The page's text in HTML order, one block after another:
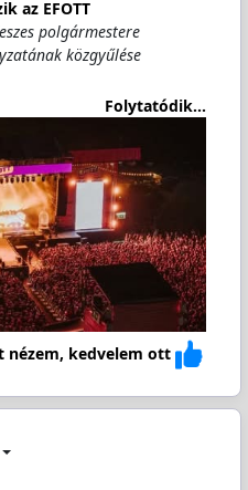
az EFOTT
polgármestere
közgyűlése
Folytatódik...
nézem, kedvelem ott